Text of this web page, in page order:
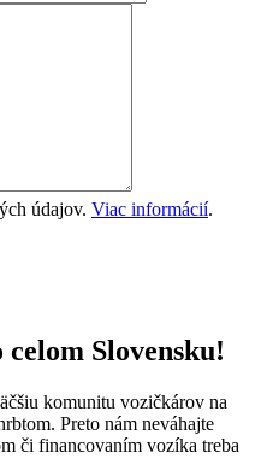
údajov. Viac informácií.
Slovensku!
komunitu vozičkárov na
Preto nám neváhajte
či financovaním vozíka treba